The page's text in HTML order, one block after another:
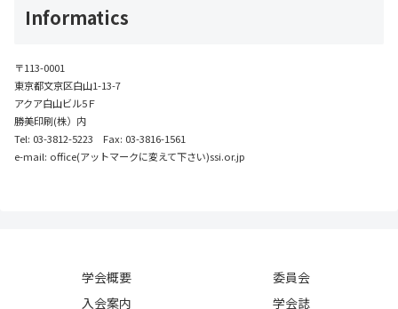
Informatics
〒113-0001
東京都文京区白山1-13-7
アクア白山ビル5Ｆ
勝美印刷(株）内
Tel: 03-3812-5223 Fax: 03-3816-1561
e-mail: office(アットマークに変えて下さい)ssi.or.jp
学会概要
委員会
入会案内
学会誌